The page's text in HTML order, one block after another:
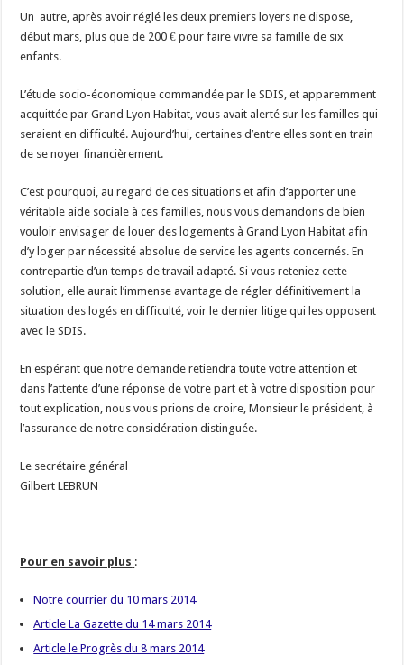
Un autre, après avoir réglé les deux premiers loyers ne dispose,
début mars, plus que de 200 € pour faire vivre sa famille de six
enfants.
L’étude socio-économique commandée par le SDIS, et apparemment
acquittée par Grand Lyon Habitat, vous avait alerté sur les familles qui
seraient en difficulté. Aujourd’hui, certaines d’entre elles sont en train
de se noyer financièrement.
C’est pourquoi, au regard de ces situations et afin d’apporter une
véritable aide sociale à ces familles, nous vous demandons de bien
vouloir envisager de louer des logements à Grand Lyon Habitat afin
d’y loger par nécessité absolue de service les agents concernés. En
contrepartie d’un temps de travail adapté. Si vous reteniez cette
solution, elle aurait l’immense avantage de régler définitivement la
situation des logés en difficulté, voir le dernier litige qui les opposent
avec le SDIS.
En espérant que notre demande retiendra toute votre attention et
dans l’attente d’une réponse de votre part et à votre disposition pour
tout explication, nous vous prions de croire, Monsieur le président, à
l’assurance de notre considération distinguée.
Le secrétaire général
Gilbert LEBRUN
Pour en savoir plus :
Notre courrier du 10 mars 2014
Article La Gazette du 14 mars 2014
Article le Progrès du 8 mars 2014